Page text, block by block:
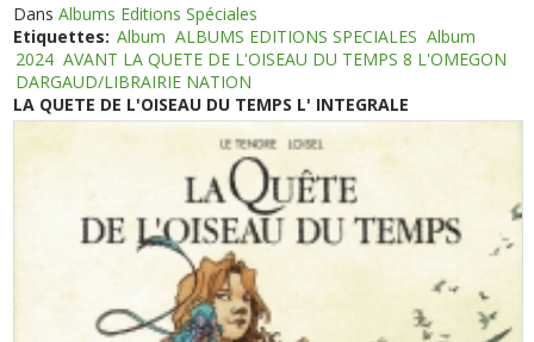
DansAlbums Editions Spéciales
Etiquettes: Album ALBUMS EDITIONS SPECIALES Album
2024 AVANT LA QUETE DE L'OISEAU DU TEMPS 8 L'OMEGON
DARGAUD/LIBRAIRIE NATION
LA QUETE DE L'OISEAU DU TEMPS L' INTEGRALE